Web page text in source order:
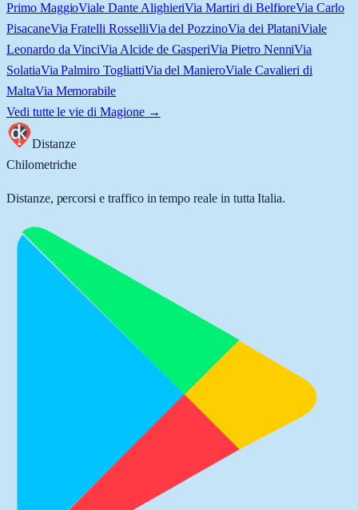
Primo MaggioViale Dante AlighieriVia Martiri di BelfioreVia Carlo
PisacaneVia Fratelli RosselliVia del PozzinoVia dei PlataniViale
Leonardo da VinciVia Alcide de GasperiVia Pietro NenniVia
SolatiaVia Palmiro TogliattiVia del ManieroViale Cavalieri di
MaltaVia Memorabile
Vedi tutte le vie di Magione→
Distanze
Chilometriche
Distanze, percorsi e traffico in tempo reale in tutta Italia.